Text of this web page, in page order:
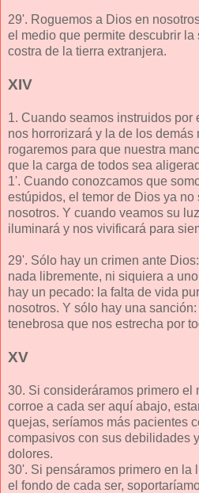
29'. Roguemos a Dios en
el medio que permite descubrir
costra de la tierra extranjera.
XIV
1. Cuando seamos instruidos por
nos horrorizará y la de los demás
rogaremos para que nuestra
que la carga de todos sea
1'. Cuando conozcamos que
estúpidos, el temor de Dios ya no
nosotros. Y cuando veamos su
iluminará y nos vivificará para
29'. Sólo hay un crimen ante
nada libremente, ni siquiera a
hay un pecado: la falta de vida
nosotros. Y sólo hay una
tenebrosa que nos estrecha por
XV
30. Si consideráramos primero el
corroe a cada ser aquí abajo,
quejas, seríamos más pacientes
compasivos con sus debilidades
dolores.
30'. Si pensáramos primero en la
el fondo de cada ser,